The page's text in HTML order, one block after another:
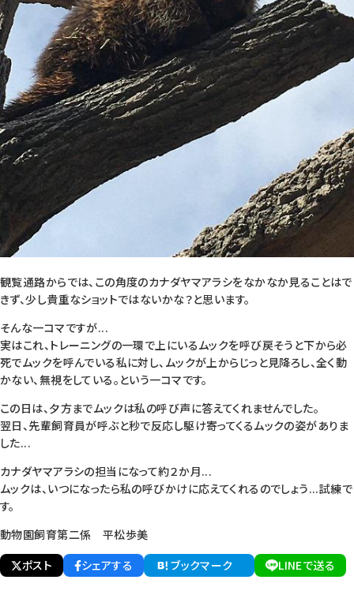
観覧通路からでは、この角度のカナダヤマアラシをなかなか見ることはで
きず、少し貴重なショットではないかな？と思います。
そんな一コマですが...
実はこれ、トレーニングの一環で上にいるムックを呼び戻そうと下から必
死でムックを呼んでいる私に対し、ムックが上からじっと見降ろし、全く動
かない、無視をしている。という一コマです。
この日は、夕方までムックは私の呼び声に答えてくれませんでした。
翌日、先輩飼育員が呼ぶと秒で反応し駆け寄ってくるムックの姿がありま
した...
カナダヤマアラシの担当になって約２か月...
ムックは、いつになったら私の呼びかけに応えてくれるのでしょう...試練で
す。
動物園飼育第二係 平松歩美
ポスト
シェアする ブックマーク LINEで送る